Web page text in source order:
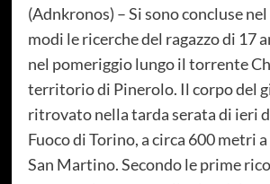
(Adnkronos) – Si sono concluse
modi le ricerche del ragazzo di 17
nel pomeriggio lungo il torrente
territorio di Pinerolo. Il corpo del
ritrovato nella tarda serata di ieri
Fuoco di Torino, a circa 600 metri
San Martino. Secondo le prime